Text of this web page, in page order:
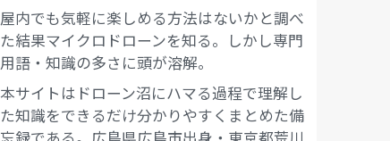
屋内でも気軽に楽しめる方法はないかと調べ
た結果マイクロドローンを知る。しかし専門
用語・知識の多さに頭が溶解。
本サイトはドローン沼にハマる過程で理解し
た知識をできるだけ分かりやすくまとめた備